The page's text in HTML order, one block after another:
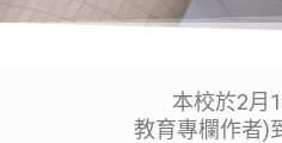
本校於2月18
教育專欄作者)